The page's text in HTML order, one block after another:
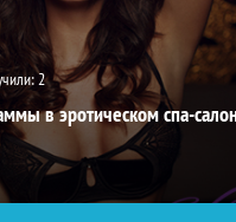
2
в эротическом спа-